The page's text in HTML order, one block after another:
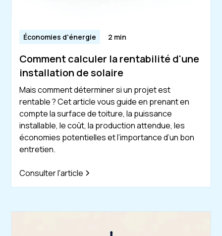
Économies d'énergie 2 min
Comment calculer la rentabilité d'une
installation de solaire
Mais comment déterminer si un projet est
rentable ? Cet article vous guide en prenant en
compte la surface de toiture, la puissance
installable, le coût, la production attendue, les
économies potentielles et l’importance d’un bon
entretien.
Consulter l'article